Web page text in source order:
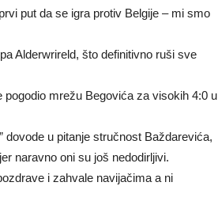
put da se igra protiv Belgije – mi smo
Alderwrireld, što definitivno ruši sve
mrežu Begovića za visokih 4:0 u
dovode u pitanje stručnost Baždarevića,
naravno oni su još nedodirljivi.
i zahvale navijačima a ni